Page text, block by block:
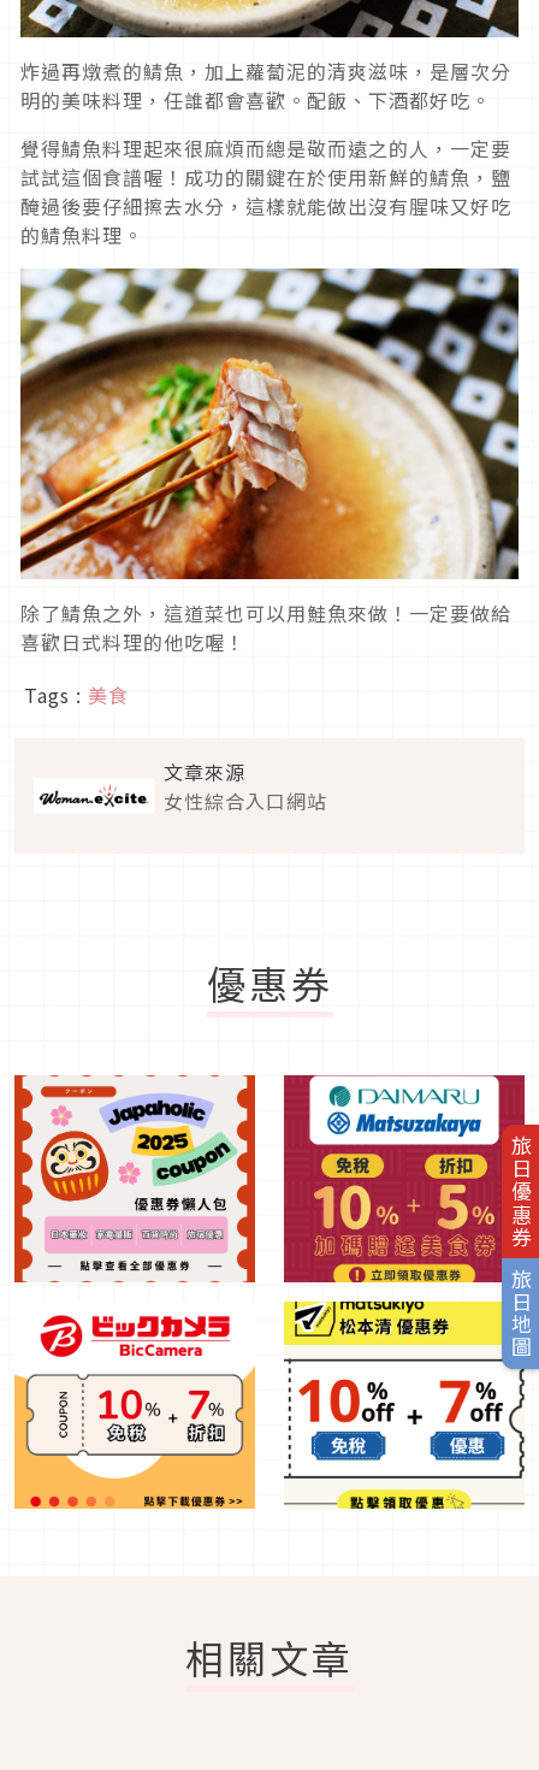
旅日優惠券
旅日地圖
炸過再燉煮的鯖魚，加上蘿蔔泥的清爽滋味，是層次分
明的美味料理，任誰都會喜歡。配飯、下酒都好吃。
覺得鯖魚料理起來很麻煩而總是敬而遠之的人，一定要
試試這個食譜喔！成功的關鍵在於使用新鮮的鯖魚，鹽
醃過後要仔細擦去水分，這樣就能做出沒有腥味又好吃
的鯖魚料理。
除了鯖魚之外，這道菜也可以用鮭魚來做！一定要做給
喜歡日式料理的他吃喔！
Tags : 美食
文章來源
女性綜合入口網站
優惠券
相關文章